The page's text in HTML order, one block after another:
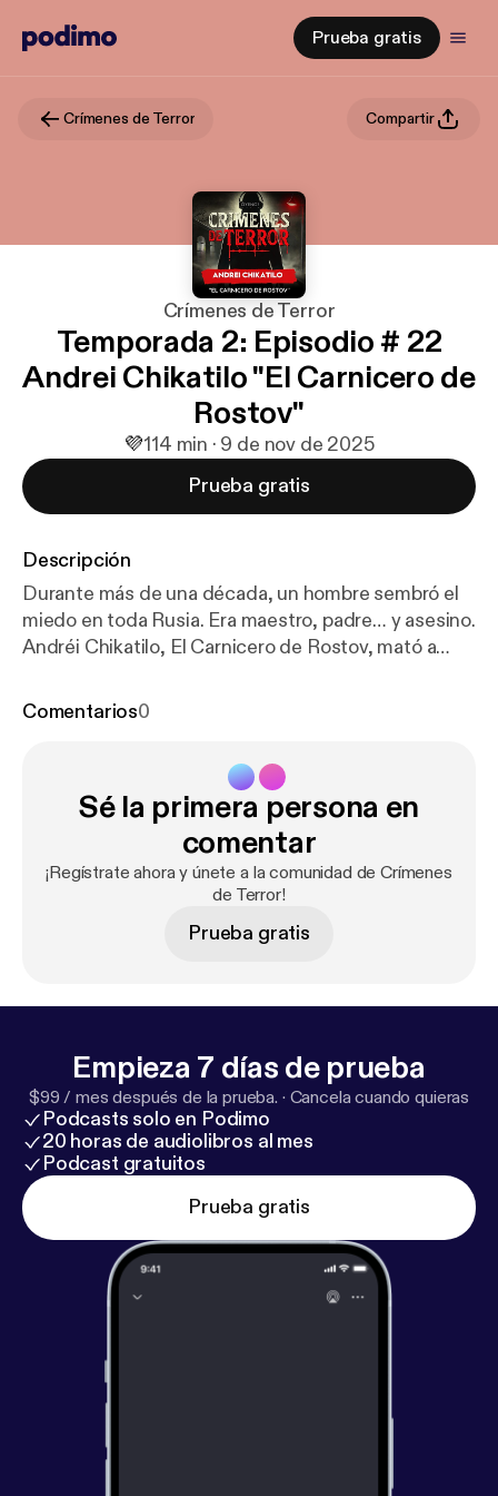
Prueba gratis
Crímenes de Terror Compartir
Crímenes de Terror
Temporada 2: Episodio # 22
Andrei Chikatilo "El Carnicero de
Rostov"
💜114 min · 9 de nov de 2025
Prueba gratis
Descripción
Durante más de una década, un hombre sembró el
miedo en toda Rusia. Era maestro, padre… y asesino.
Andréi Chikatilo, El Carnicero de Rostov, mató a
indescriptible. Niños, mujeres, adolescentes… nadie
Crímenes de Terror. Hosted by Simplecast, an
AdsWizz company. Seehttps://pcm.adswizz.com
for information about our collection and use of
personal data for advertising.
Comentarios0
Sé la primera persona en
comentar
¡Regístrate ahora y únete a la comunidad de Crímenes
de Terror!
Prueba gratis
Empieza 7 días de prueba
$99 / mes después de la prueba. · Cancela cuando quieras
Podcasts solo en Podimo
20 horas de audiolibros al mes
Podcast gratuitos
Prueba gratis